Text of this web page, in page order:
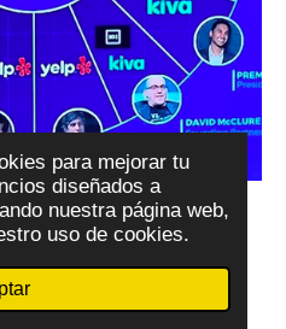
para mejorar tu
diseñados a
nuestra página web,
uso de cookies.
Musk y la